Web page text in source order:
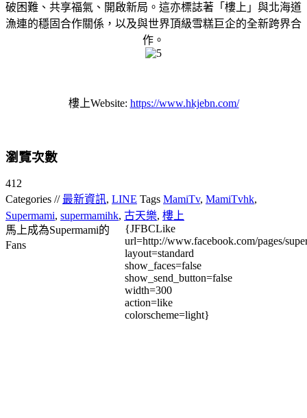
破困難、共享福氣、開啟新局。這亦標誌著「樓上」與北海道
漁連的穩固合作關係，以及與世界頂級雪糕巨企的全新跨界合
作。
樓上Website: https://www.hkjebn.com/
瀏覽次數
412
Categories // 最新資訊, LINE Tags MamiTv, MamiTvhk,
Supermami, supermamihk, 古天樂, 樓上
馬上成為Supermami的
Fans
{JFBCLike
url=http://www.facebook.com/pages/
layout=standard
show_faces=false
show_send_button=false
width=300
action=like
colorscheme=light}